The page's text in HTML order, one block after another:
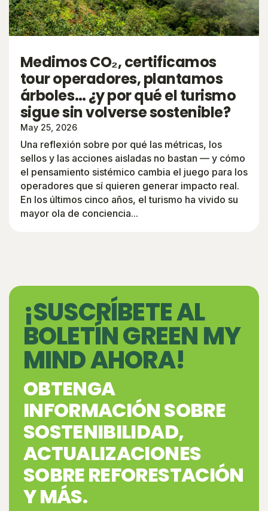
Medimos CO₂, certificamos
tour operadores, plantamos
árboles… ¿y por qué el turismo
sigue sin volverse sostenible?
May 25, 2026
Una reflexión sobre por qué las métricas, los
sellos y las acciones aisladas no bastan — y cómo
el pensamiento sistémico cambia el juego para los
operadores que sí quieren generar impacto real.
En los últimos cinco años, el turismo ha vivido su
mayor ola de conciencia...
¡SUSCRÍBETE AL
BOLETÍN GREEN MY
MIND AHORA!
OBTENGA
INFORMACIÓN SOBRE
SOSTENIBILIDAD,
ACTUALIZACIONES
SOBRE REFORESTACIÓN
Y MÁS.